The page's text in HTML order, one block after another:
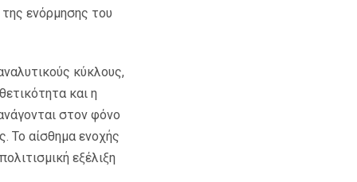
ενόρμησης του
κύκλους,
και η
στον φόνο
Το αίσθημα ενοχής
εξέλιξη